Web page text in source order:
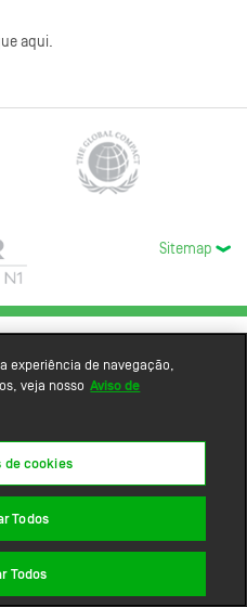
aqui.
Sitemap
experiência de navegação,
veja nosso Aviso de
de cookies
Todos
Todos